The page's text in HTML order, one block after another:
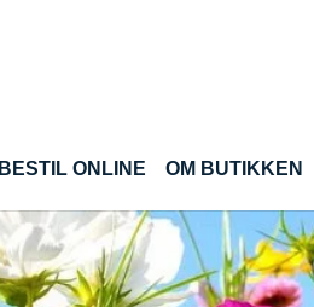
BESTIL ONLINE(CURRENT)
OM BUTIKKEN